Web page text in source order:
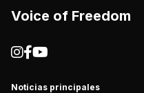
Voice of Freedom
Noticias principales